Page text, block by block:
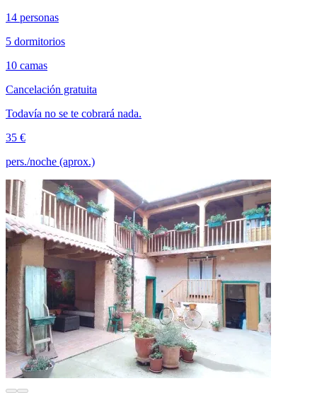
14 personas
5 dormitorios
10 camas
Cancelación gratuita
Todavía no se te cobrará nada.
35 €
pers./noche (aprox.)